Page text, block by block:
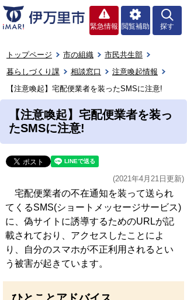
緊急情報 閲覧補助 探す
トップページ 市の組織
市民共生部
暮らしづくり課
相談窓口
注意喚起情報
【注意喚起】宅配便業者を装ったSMSに注意!
【注意喚起】宅配便業者を装っ
たSMSに注意!
(2021年4月21日更新)
宅配便業者の不在通知を装って送られ
てくるSMS(ショートメッセージサービス)
に、偽サイトに誘導するためのURLが記
載されており、アクセスしたことによ
り、自分のスマホが不正利用されるとい
う被害が起きています。